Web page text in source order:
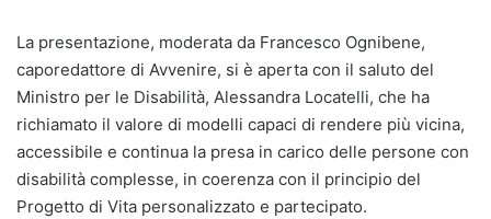
La presentazione, moderata da Francesco Ognibene,
caporedattore di Avvenire, si è aperta con il saluto del
Ministro per le Disabilità, Alessandra Locatelli, che ha
richiamato il valore di modelli capaci di rendere più vicina,
accessibile e continua la presa in carico delle persone con
disabilità complesse, in coerenza con il principio del
Progetto di Vita personalizzato e partecipato.